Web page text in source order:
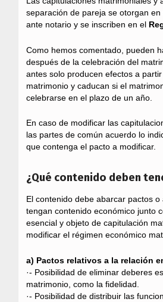
separación de pareja se otorgan en
ante notario y se inscriben en el
Como hemos comentado, pueden
después de la celebración del
antes solo producen efectos a
matrimonio y caducan si el
celebrarse en el plazo de un año.
En caso de modificar las
las partes de común acuerdo lo
que contenga el pacto a modificar.
¿Qué contenido deben
El contenido debe abarcar pactos
tengan contenido económico junto
esencial y objeto de capitulación
modificar el régimen económico
a) Pactos relativos a la relación
·- Posibilidad de eliminar deberes
matrimonio, como la fidelidad.
·- Posibilidad de distribuir las